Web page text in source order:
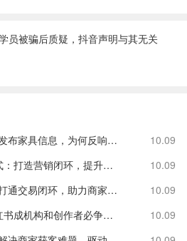
员被骗后质疑，抖音声明与其无关
北京房主在闲鱼和小红书发布家具信息，为何反响不同？
10.09
小红书私域群聊+直播模式：打造营销闭环，提升转化率
10.09
有赞美业与小红书合作，打通交易闭环，助力商家增长
10.09
MCN 行业竞争激烈，小红书成机构和创作者必争之地
10.09